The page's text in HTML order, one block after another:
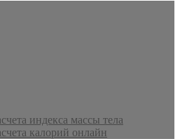
индекса массы тела
калорий онлайн